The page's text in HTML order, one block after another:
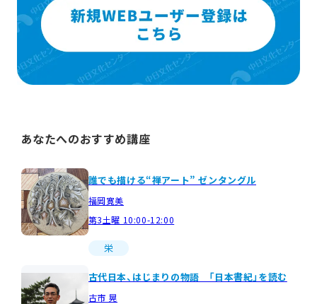
あなたへのおすすめ講座
誰でも描ける“禅アート” ゼンタングル
福岡寛美
第3土曜 10:00-12:00
栄
古代日本、はじまりの物語 「日本書紀」を読む
古市 晃